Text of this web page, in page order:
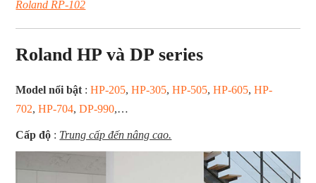
Roland RP-102
Roland HP và DP series
Model nổi bật :HP-205,HP-305,HP-505,HP-605,HP-
702,HP-704,DP-990,…
Cấp độ : Trung cấp đến nâng cao.